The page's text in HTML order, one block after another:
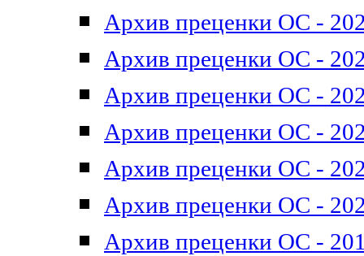
Архив преценки ОС -
Архив преценки ОС -
Архив преценки ОС -
Архив преценки ОС -
Архив преценки ОС -
Архив преценки ОС -
Архив преценки ОС -